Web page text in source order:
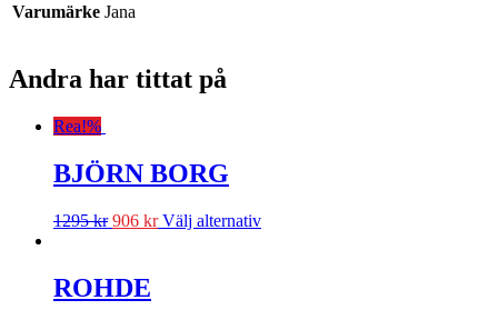
Varumärke Jana
Andra har tittat på
Rea!%
BJÖRN BORG
1295kr 906 kr Välj alternativ
ROHDE